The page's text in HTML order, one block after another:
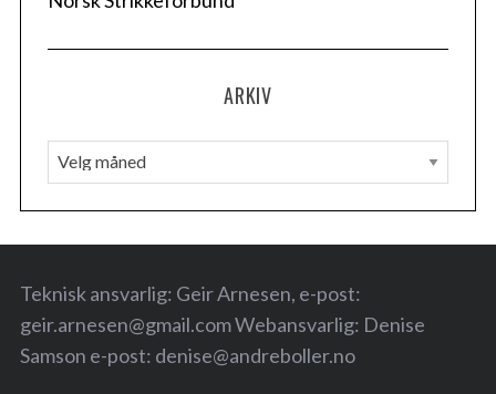
ARKIV
A
r
k
i
Teknisk ansvarlig: Geir Arnesen, e-post:
geir.arnesen@gmail.comWebansvarlig: Denise
Samson e-post: denise@andreboller.no